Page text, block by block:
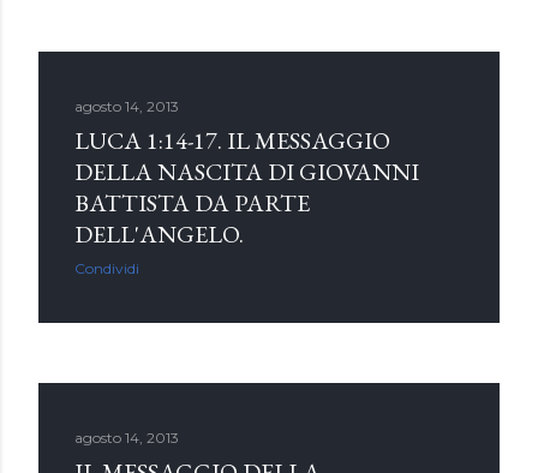
agosto 14, 2013
LUCA 1:14-17. IL MESSAGGIO
DELLA NASCITA DI GIOVANNI
BATTISTA DA PARTE
DELL'ANGELO.
Condividi
agosto 14, 2013